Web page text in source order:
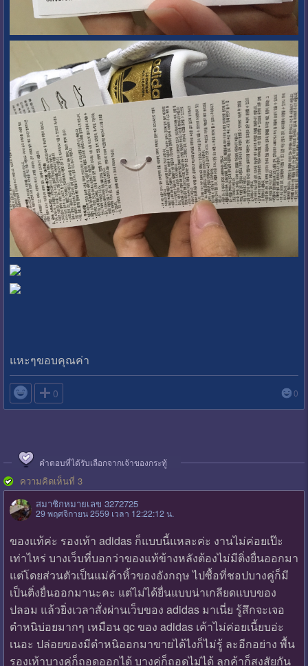
แหะๆขอบคุณค่า
 0 0
คำตอบที่ได้รับเลือกจากเจ้าของกระทู้
ความคิดเห็นที่ 3
สมาชิกหมายเลข 3272725
29 พฤศจิกายน 2559 เวลา 12:22:12 น.
ของแท้ค่ะ รองเท้า adidas ก็แบบนี้แหละค่ะ งานไม่ค่อยเป๊ะ
เท่าไหร่ บางเว็บที่บอกว่าของแท้ข้างหลังต้องไม่มีติ่งยื่นออกมา
แต่โดยส่วนตัวเป็นแม่ค้าหิ้วของอังกฤษ ไปซื้อที่ชอปบางคู่ก็มี
เป็นติ่งยื่นออกมานะคะ แต่ไม่ได้ยื่นแบบน่าเกลียดแบบของ
ปลอม แล้วยิ่งเวลาสั่งผ่านเว็บของ adidas มาเนี่ย รู้สึกจะเจอ
ตำหนิบ่อยมากๆ เหมือน qc ของ adidas เค้าไม่ค่อยเนี้ยบอ่ะ
เนอะ ปล่อยของมีตำหนิออกมาขายได้ไงก็ไม่รู้ ละอีกอย่าง พื้น
รองเท้าบางคู่ก็ถอดออกได้ บางคู่ก็ถอดไม่ได้ ลูกค้าก็สงสัยกัน